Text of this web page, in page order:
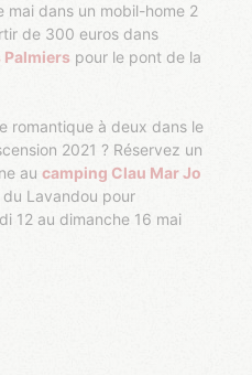
dans un mobil-home 2
de 300 euros dans
Palmiers pour le pont de la
romantique à deux dans le
2021 ? Réservez un
aucamping Clau Mar Jo
Lavandou pour
12 au dimanche 16 mai